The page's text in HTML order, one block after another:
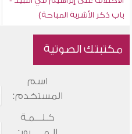
باب ذكر الأشربة المباحة)
مكتبتك الصوتية
اسم
المستخدم:
كـلـــمـة